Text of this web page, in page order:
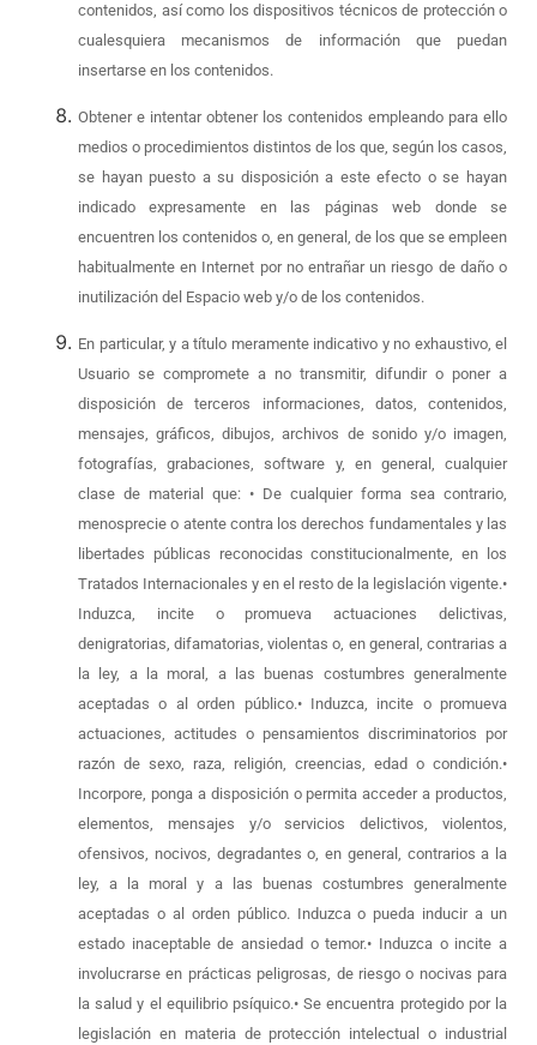
contenidos, así como los dispositivos técnicos de protección o
cualesquiera mecanismos de información que puedan
insertarse en los contenidos.
Obtener e intentar obtener los contenidos empleando para ello
medios o procedimientos distintos de los que, según los casos,
se hayan puesto a su disposición a este efecto o se hayan
indicado expresamente en las páginas web donde se
encuentren los contenidos o, en general, de los que se empleen
habitualmente en Internet por no entrañar un riesgo de daño o
inutilización del Espacio web y/o de los contenidos.
En particular, y a título meramente indicativo y no exhaustivo, el
Usuario se compromete a no transmitir, difundir o poner a
disposición de terceros informaciones, datos, contenidos,
mensajes, gráficos, dibujos, archivos de sonido y/o imagen,
fotografías, grabaciones, software y, en general, cualquier
clase de material que: • De cualquier forma sea contrario,
menosprecie o atente contra los derechos fundamentales y las
libertades públicas reconocidas constitucionalmente, en los
Tratados Internacionales y en el resto de la legislación vigente.•
Induzca, incite o promueva actuaciones delictivas,
denigratorias, difamatorias, violentas o, en general, contrarias a
la ley, a la moral, a las buenas costumbres generalmente
aceptadas o al orden público.• Induzca, incite o promueva
actuaciones, actitudes o pensamientos discriminatorios por
razón de sexo, raza, religión, creencias, edad o condición.•
Incorpore, ponga a disposición o permita acceder a productos,
elementos, mensajes y/o servicios delictivos, violentos,
ofensivos, nocivos, degradantes o, en general, contrarios a la
ley, a la moral y a las buenas costumbres generalmente
aceptadas o al orden público. Induzca o pueda inducir a un
estado inaceptable de ansiedad o temor.• Induzca o incite a
involucrarse en prácticas peligrosas, de riesgo o nocivas para
la salud y el equilibrio psíquico.• Se encuentra protegido por la
legislación en materia de protección intelectual o industrial